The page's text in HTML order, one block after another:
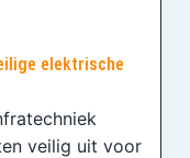
elektrische
veilig uit voor